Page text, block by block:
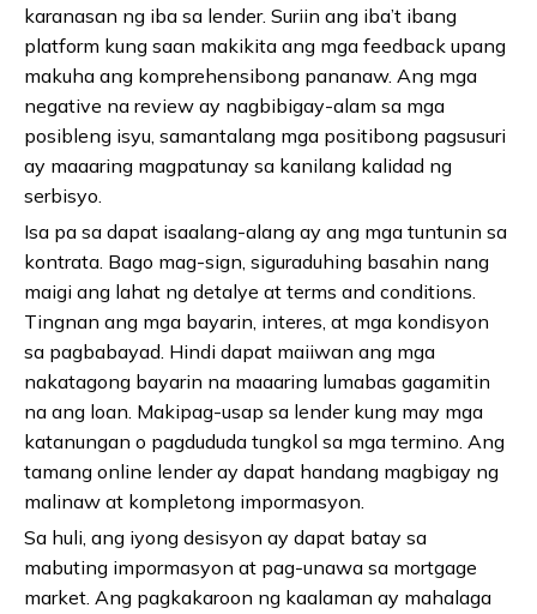
karanasan ng iba sa lender. Suriin ang iba’t ibang
platform kung saan makikita ang mga feedback upang
makuha ang komprehensibong pananaw. Ang mga
negative na review ay nagbibigay-alam sa mga
posibleng isyu, samantalang mga positibong pagsusuri
ay maaaring magpatunay sa kanilang kalidad ng
serbisyo.
Isa pa sa dapat isaalang-alang ay ang mga tuntunin sa
kontrata. Bago mag-sign, siguraduhing basahin nang
maigi ang lahat ng detalye at terms and conditions.
Tingnan ang mga bayarin, interes, at mga kondisyon
sa pagbabayad. Hindi dapat maiiwan ang mga
nakatagong bayarin na maaaring lumabas gagamitin
na ang loan. Makipag-usap sa lender kung may mga
katanungan o pagdududa tungkol sa mga termino. Ang
tamang online lender ay dapat handang magbigay ng
malinaw at kompletong impormasyon.
Sa huli, ang iyong desisyon ay dapat batay sa
mabuting impormasyon at pag-unawa sa mortgage
market. Ang pagkakaroon ng kaalaman ay mahalaga